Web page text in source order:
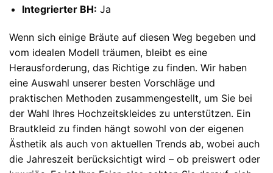
Integrierter BH: Ja
Wenn sich einige Bräute auf diesen Weg begeben und
vom idealen Modell träumen, bleibt es eine
Herausforderung, das Richtige zu finden. Wir haben
eine Auswahl unserer besten Vorschläge und
praktischen Methoden zusammengestellt, um Sie bei
der Wahl Ihres Hochzeitskleides zu unterstützen. Ein
Brautkleid zu finden hängt sowohl von der eigenen
Ästhetik als auch von aktuellen Trends ab, wobei auch
die Jahreszeit berücksichtigt wird – ob preiswert oder